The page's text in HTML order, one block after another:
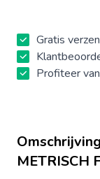
Gratis
Profiteer
METRISCH